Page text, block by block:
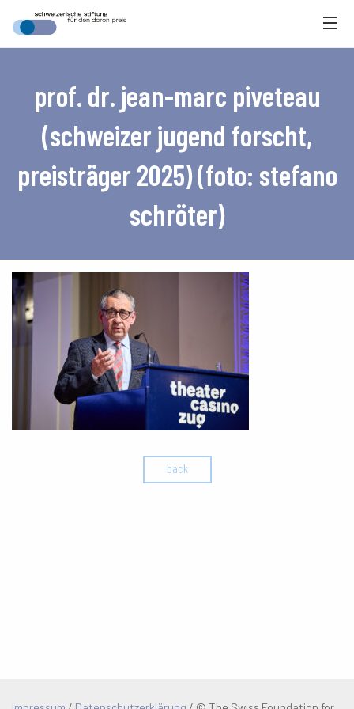
prof. dr. jean-marc piveteau
(schweizer jugend forscht,
preisträger 2025) (foto: stefano
schröter)
back